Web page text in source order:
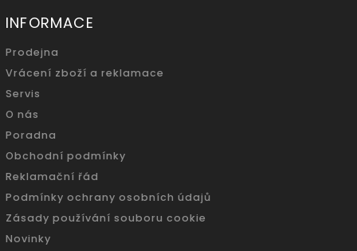
INFORMACE
Prodejna
Vrácení zboží a reklamace
Servis
O nás
Poradna
Obchodní podmínky
Reklamační řád
Podmínky ochrany osobních údajů
Zásady používání souboru cookie
Novinky